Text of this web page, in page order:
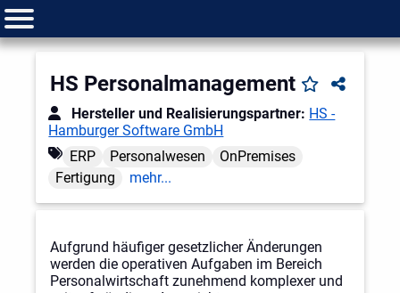
HS Personalmanagement
Hersteller und Realisierungspartner: HS -
Hamburger Software GmbH
ERP
Personalwesen
OnPremises
Fertigung
mehr...
Aufgrund häufiger gesetzlicher Änderungen
werden die operativen Aufgaben im Bereich
Personalwirtschaft zunehmend komplexer und